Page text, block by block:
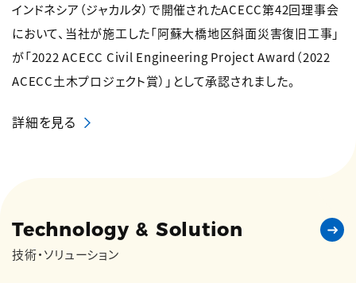
インドネシア（ジャカルタ）で開催されたACECC第42回理事会
において、当社が施工した「阿蘇大橋地区斜面災害復旧工事」
が「2022 ACECC Civil Engineering Project Award（2022
ACECC土木プロジェクト賞）」として承認されました。
詳細を見る
Technology & Solution
技術・ソリューション